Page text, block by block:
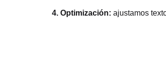
4. Optimización: ajustamos